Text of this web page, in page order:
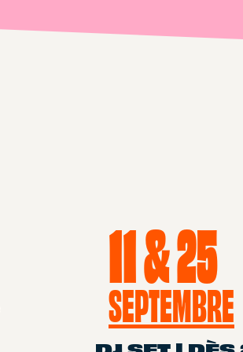
11 & 25
SEPTEMBRE